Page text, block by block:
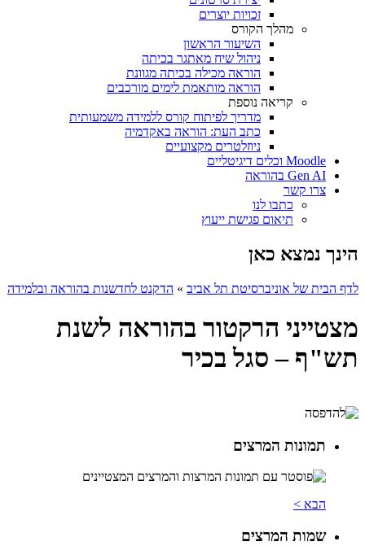
זכויות יוצרים
מהלך הקורס
השיעור הראשון
ניהול שיח מאתגר בכיתה
הוראה מכילה בכיתה מגוונת
הוראה מותאמת לימים מורכבים
קריאה נוספת
מדריך לפיתוח קורס ללמידה משמעותית
כתב העת: הוראה באקדמיה
ניוזלטרים מקצועיים
Moodle וכלים דיגיטליים
Gen AI בהוראה
צרו קשר
כתבו לנו
תיאום פגישת ייעוץ
הינך נמצא כאן
לדף הבית של אוניברסיטת תל אביב » הדקנט לחדשנות בהוראה ובלמידה
מצטייני הרקטור בהוראה לשנת
תש"ף – סגל בכיר
תמונות המרצים
הבא >
שמות המרצים